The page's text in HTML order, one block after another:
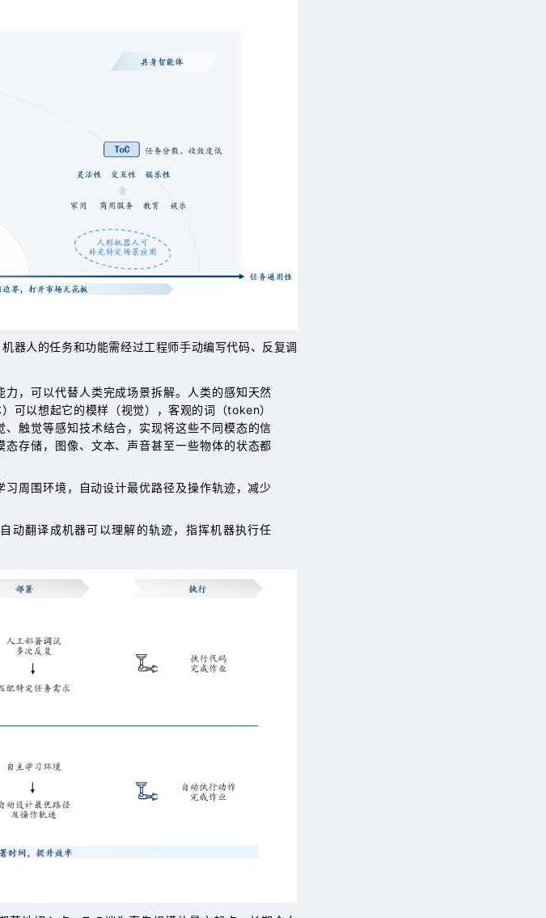
器人的任务和功能需经过工程师手动编写代码、反复调
，可以代替人类完成场景拆解。人类的感知天然
可以想起它的模样（视觉），客观的词（token）
触觉等感知技术结合，实现将这些不同模态的信
存储，图像、文本、声音甚至一些物体的状态都
周围环境，自动设计最优路径及操作轨迹，减少
动翻译成机器可以理解的轨迹，指挥机器执行任